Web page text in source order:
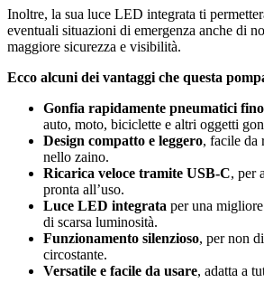
Inoltre, la sua luce LED integrata ti
eventuali situazioni di emergenza anche di
maggiore sicurezza e visibilità.
Ecco alcuni dei vantaggi che questa
Gonfia rapidamente pneumatici
auto, moto, biciclette e altri oggetti
Design compatto e leggero, facile da
nello zaino.
Ricarica veloce tramite USB-C, per
pronta all’uso.
Luce LED integrata per una
di scarsa luminosità.
Funzionamento silenzioso, per non
circostante.
Versatile e facile da usare, adatta a